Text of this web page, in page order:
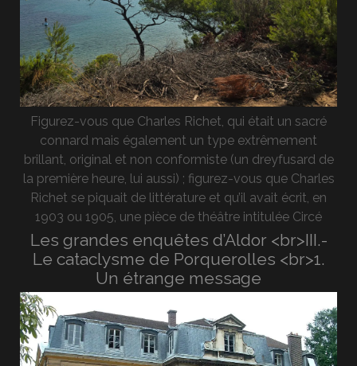
Figurez-vous que Charles Richet, qui était un sacré
connard mais également un type extrêmement
brillant, original et non conformiste (un dreyfusard de
la première heure, lui aussi) ; figurez-vous que Charles
Richet se piquait de littérature et qu’il avait écrit, en
1903 ou 1905, une pièce de théâtre intitulée Circé
Les grandes enquêtes d’Aldor <br>III.-
Le cataclysme de Porquerolles <br>1.
Un étrange message